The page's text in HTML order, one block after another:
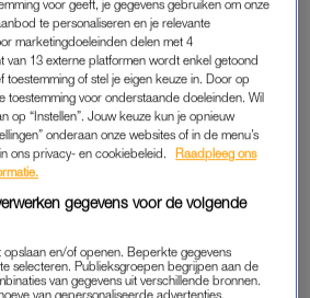
was.”
die zich aan haar beloften hield”, gaat
21-jarige leeftijd beloofde haar leven te
haar volkeren, was dat meer dan
eed van toewijding waar ze offers
die belofte van een leven lang
aan u doen.”
Einde van een tijdperk: dit was
Queen Elizabeth (1926-2022)
voor geeft, je gegevens gebruiken om onze
te personaliseren en je relevante
marketingdoeleinden delen met 4
van 13 externe platformen wordt enkel getoond
toestemming of stel je eigen keuze in. Door op
toestemming voor onderstaande doeleinden. Wil
op “Instellen”. Jouw keuze kun je opnieuw
onderaan onze websites of in de menu’s
ons privacy- en cookiebeleid.
Raadpleeg ons
gegevens voor de volgende
en/of openen. Beperkte gegevens
selecteren. Publieksgroepen begrijpen aan de
van gegevens uit verschillende bronnen.
van gepersonaliseerde advertenties.